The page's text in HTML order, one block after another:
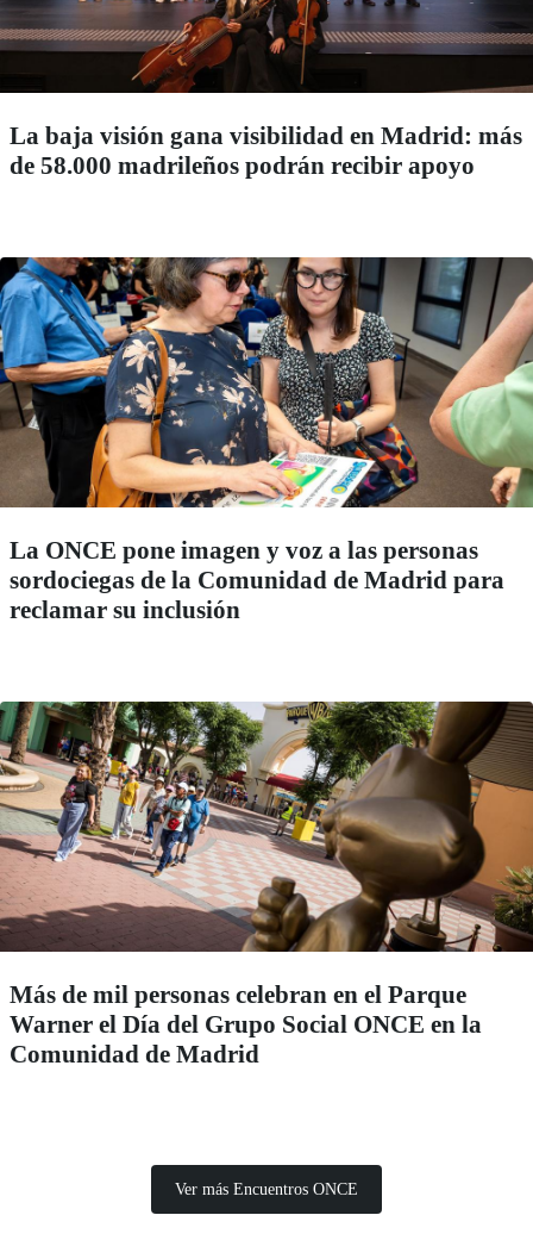
La baja visión gana visibilidad en Madrid: más
de 58.000 madrileños podrán recibir apoyo
La ONCE pone imagen y voz a las personas
sordociegas de la Comunidad de Madrid para
reclamar su inclusión
Más de mil personas celebran en el Parque
Warner el Día del Grupo Social ONCE en la
Comunidad de Madrid
Ver más Encuentros ONCE